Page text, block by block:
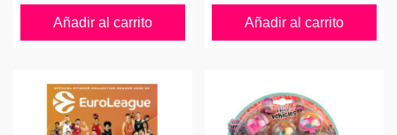
Añadir al carrito Añadir al carrito